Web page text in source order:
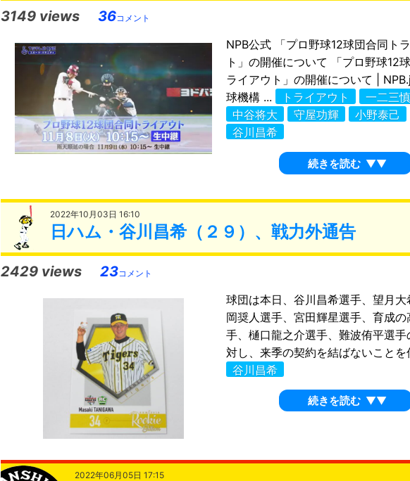
3149 views 36コメント
NPB公式 「プロ野球12球団合同ト
ト」の開催について 「プロ野球12
ライアウト」の開催について |
球機構 ...
トライアウト
一二三
中谷将大
守屋功輝
小野泰己
谷川昌希
続きを読む ▼▼
2022年10月03日 16:10
日ハム・谷川昌希（２９）、戦力外通告
2429 views 23コメント
球団は本日、谷川昌希選手、望月大
岡奨人選手、宮田輝星選手、育成の
手、樋口龍之介選手、難波侑平選手
対し、来季の契約を結ばないことを
谷川昌希
続きを読む ▼▼
2022年06月05日 17:15